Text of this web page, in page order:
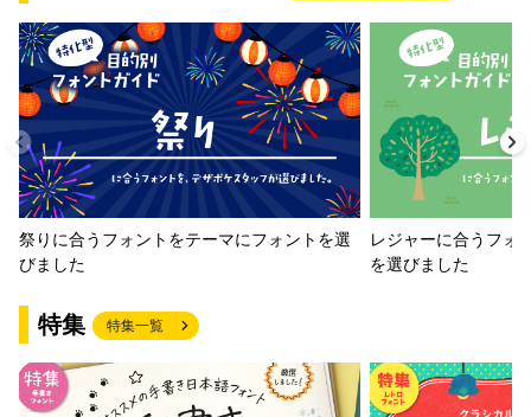
祭りに合うフォントをテーマにフォントを選
びました
レジャーに合うフォ
を選びました
特集 特集一覧